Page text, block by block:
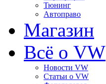
Тюнинг
Автоправо
Магазин
Всё о VW
Новости VW
Статьи o VW